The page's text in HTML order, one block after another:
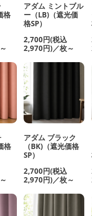
格
アダム ミントブル
ー（LB)（遮光価
格SP）
2,700円(税込
2,970円)／枚～
格
アダム ブラック
（BK)（遮光価格
SP）
2,700円(税込
2,970円)／枚～